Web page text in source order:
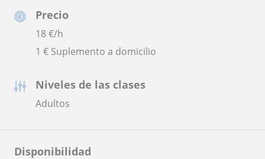
Precio
18€/h
1 € Suplemento a domicilio
Niveles de las clases
Adultos
Disponibilidad